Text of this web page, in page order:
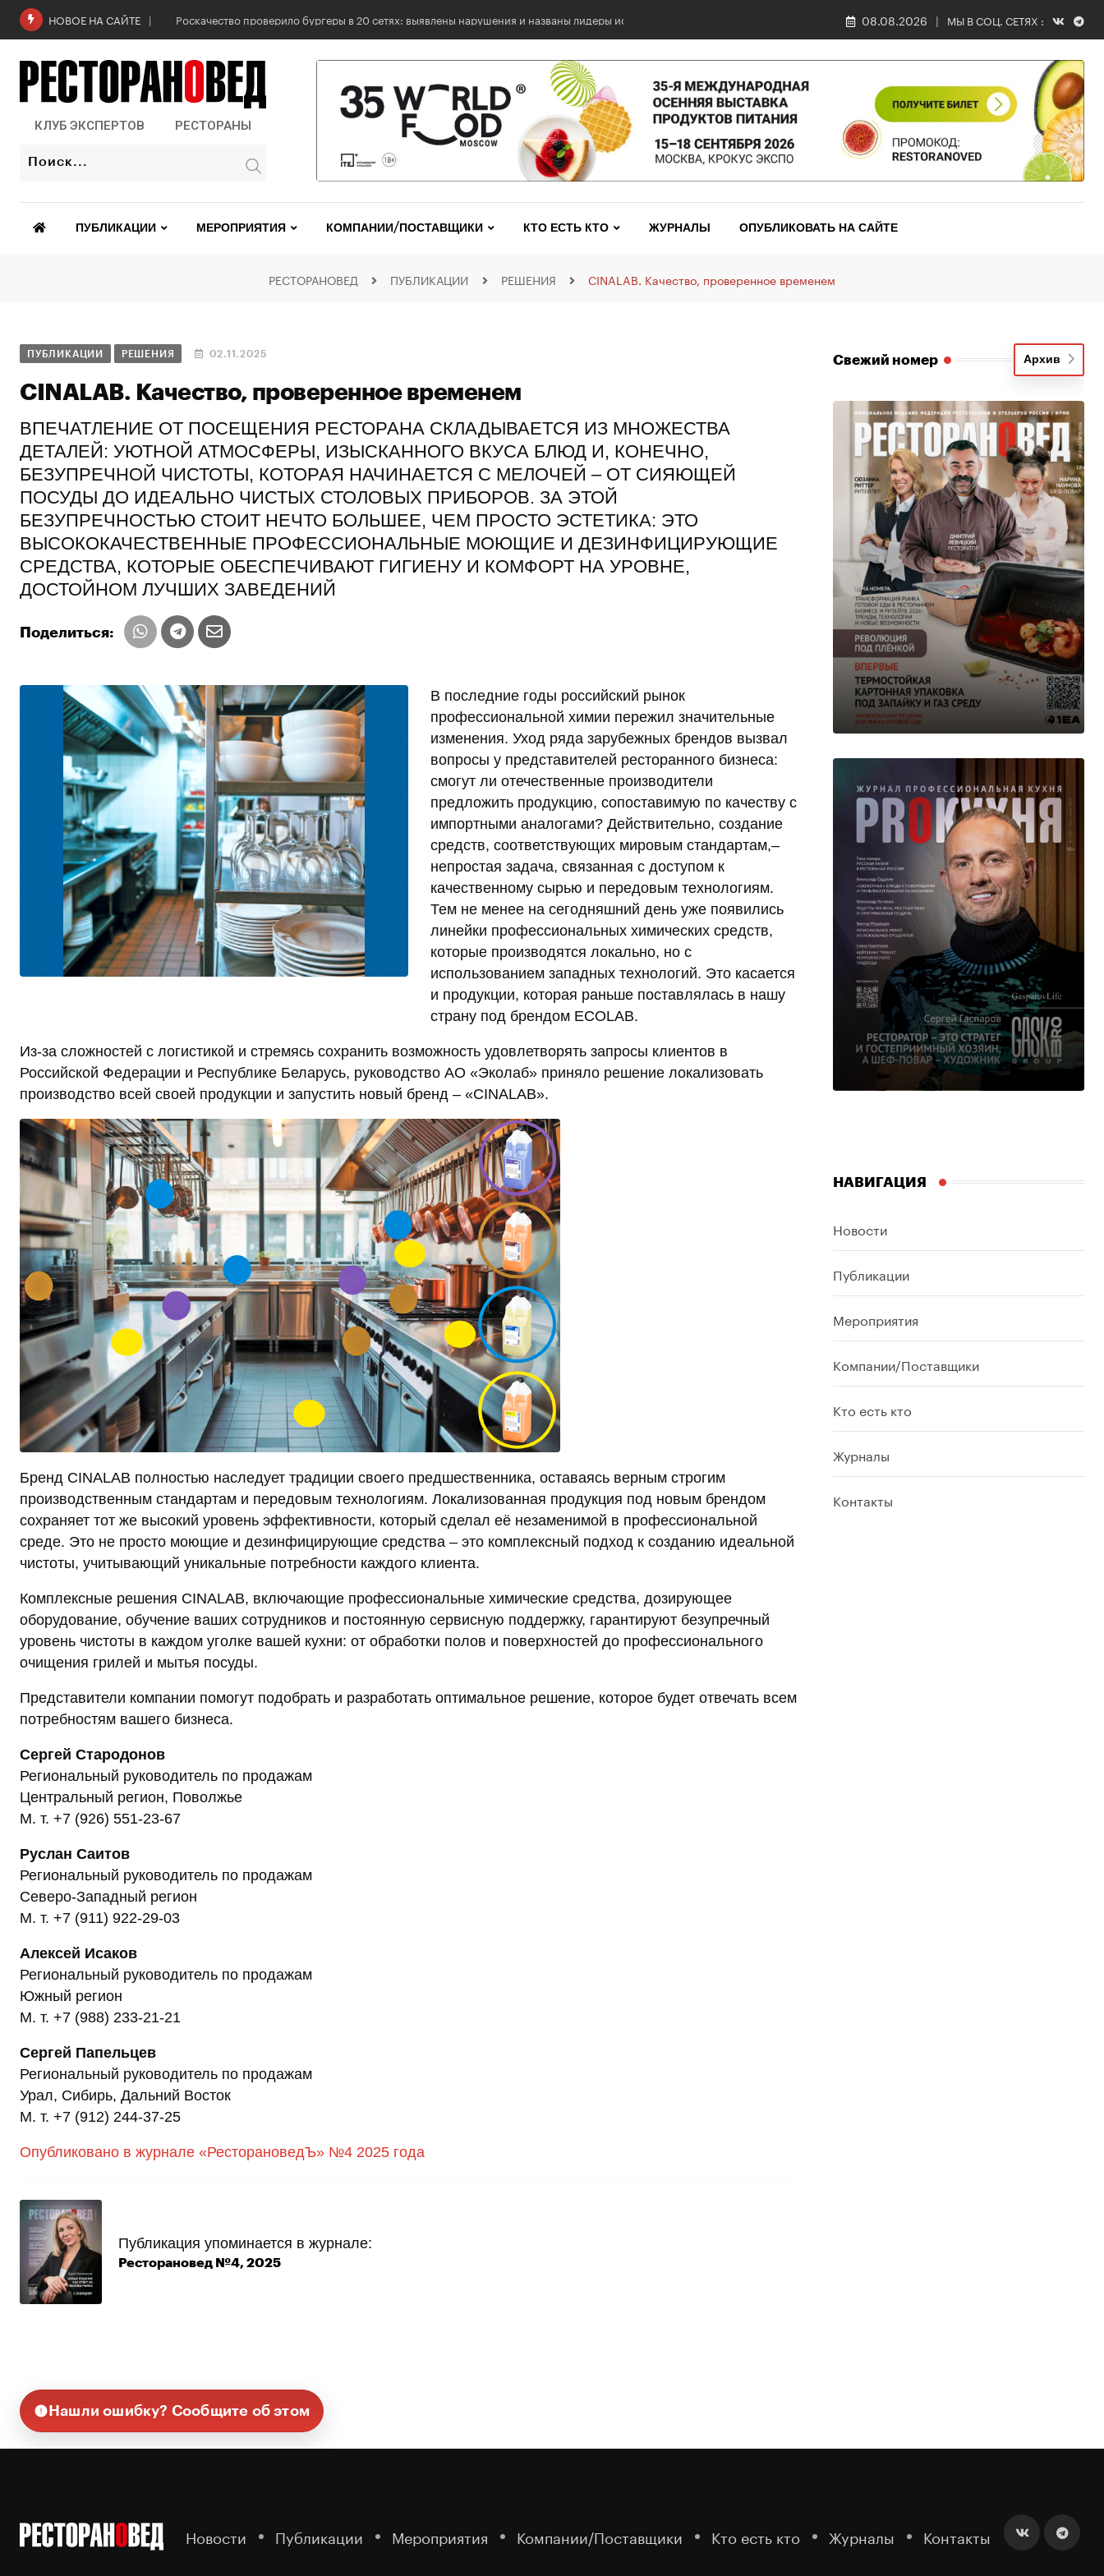
НОВОЕ НА САЙТЕ Роскачество проверило бургеры в 20 сетях: выявлены нарушения и названы лидеры исследования 08.08.2026 МЫ В СОЦ. СЕТЯХ :
КЛУБ ЭКСПЕРТОВ РЕСТОРАНЫ
ПУБЛИКАЦИИ МЕРОПРИЯТИЯ КОМПАНИИ/ПОСТАВЩИКИ КТО ЕСТЬ КТО ЖУРНАЛЫ ОПУБЛИКОВАТЬ НА САЙТЕ
РЕСТОРАНОВЕД ПУБЛИКАЦИИ РЕШЕНИЯ CINALAB. Качество, проверенное временем
ПУБЛИКАЦИИ РЕШЕНИЯ 02.11.2025
CINALAB. Качество, проверенное временем
ВПЕЧАТЛЕНИЕ ОТ ПОСЕЩЕНИЯ РЕСТОРАНА СКЛАДЫВАЕТСЯ ИЗ МНОЖЕСТВА
ДЕТАЛЕЙ: УЮТНОЙ АТМОСФЕРЫ, ИЗЫСКАННОГО ВКУСА БЛЮД И, КОНЕЧНО,
БЕЗУПРЕЧНОЙ ЧИСТОТЫ, КОТОРАЯ НАЧИНАЕТСЯ С МЕЛОЧЕЙ – ОТ СИЯЮЩЕЙ
ПОСУДЫ ДО ИДЕАЛЬНО ЧИСТЫХ СТОЛОВЫХ ПРИБОРОВ. ЗА ЭТОЙ
БЕЗУПРЕЧНОСТЬЮ СТОИТ НЕЧТО БОЛЬШЕЕ, ЧЕМ ПРОСТО ЭСТЕТИКА: ЭТО
ВЫСОКОКАЧЕСТВЕННЫЕ ПРОФЕССИОНАЛЬНЫЕ МОЮЩИЕ И ДЕЗИНФИЦИРУЮЩИЕ
СРЕДСТВА, КОТОРЫЕ ОБЕСПЕЧИВАЮТ ГИГИЕНУ И КОМФОРТ НА УРОВНЕ,
ДОСТОЙНОМ ЛУЧШИХ ЗАВЕДЕНИЙ
Поделиться:
В последние годы российский рынок
профессиональной химии пережил значительные
изменения. Уход ряда зарубежных брендов вызвал
вопросы у представителей ресторанного бизнеса:
смогут ли отечественные производители
предложить продукцию, сопоставимую по качеству с
импортными аналогами? Действительно, создание
средств, соответствующих мировым стандартам,–
непростая задача, связанная с доступом к
качественному сырью и передовым технологиям.
Тем не менее на сегодняшний день уже появились
линейки профессиональных химических средств,
которые производятся локально, но с
использованием западных технологий. Это касается
и продукции, которая раньше поставлялась в нашу
страну под брендом ECOLAB.
Из-за сложностей с логистикой и стремясь сохранить возможность удовлетворять запросы клиентов в
Российской Федерации и Республике Беларусь, руководство АО «Эколаб» приняло решение локализовать
производство всей своей продукции и запустить новый бренд – «CINALAB».
Бренд CINALAB полностью наследует традиции своего предшественника, оставаясь верным строгим
производственным стандартам и передовым технологиям. Локализованная продукция под новым брендом
сохраняет тот же высокий уровень эффективности, который сделал её незаменимой в профессиональной
среде. Это не просто моющие и дезинфицирующие средства – это комплексный подход к созданию идеальной
чистоты, учитывающий уникальные потребности каждого клиента.
Комплексные решения CINALAB, включающие профессиональные химические средства, дозирующее
оборудование, обучение ваших сотрудников и постоянную сервисную поддержку, гарантируют безупречный
уровень чистоты в каждом уголке вашей кухни: от обработки полов и поверхностей до профессионального
очищения грилей и мытья посуды.
Представители компании помогут подобрать и разработать оптимальное решение, которое будет отвечать всем
потребностям вашего бизнеса.
Сергей Стародонов
Региональный руководитель по продажам
Центральный регион, Поволжье
М. т. +7 (926) 551-23-67
Руслан Саитов
Региональный руководитель по продажам
Северо-Западный регион
М. т. +7 (911) 922-29-03
Алексей Исаков
Региональный руководитель по продажам
Южный регион
М. т. +7 (988) 233-21-21
Сергей Папельцев
Региональный руководитель по продажам
Урал, Сибирь, Дальний Восток
М. т. +7 (912) 244-37-25
Опубликовано в журнале «РесторановедЪ» №4 2025 года
Публикация упоминается в журнале:
Ресторановед №4, 2025
Нашли ошибку? Сообщите об этом
Свежий номер Архив
НАВИГАЦИЯ
Новости
Публикации
Мероприятия
Компании/Поставщики
Кто есть кто
Журналы
Контакты
Новости Публикации Мероприятия Компании/Поставщики Кто есть кто Журналы Контакты